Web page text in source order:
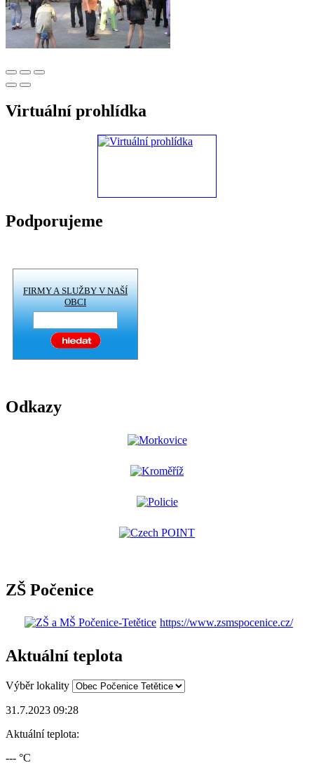
Virtuální prohlídka
Podporujeme
FIRMY A SLUŽBY V NAŠÍ
OBCI
Odkazy
ZŠ Počenice
https://www.zsmspocenice.cz/
Aktuální teplota
Výběr lokality
31.7.2023 09:28
Aktuální teplota:
--- °C